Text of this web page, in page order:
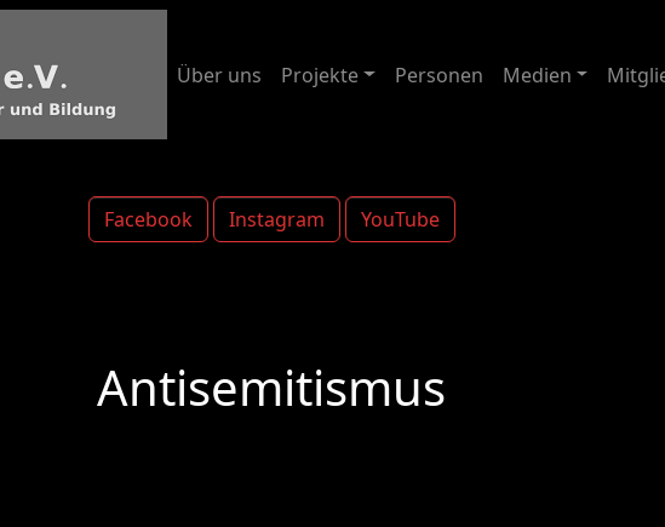
Facebook Instagram YouTube
Über uns Projekte Personen Medien
Antisemitismus